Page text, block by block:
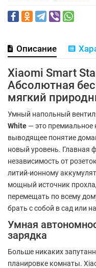
Описание
Xiaomi Smart
Абсолютная
мягкий
Умный напольный
White — это премиальное
выводящее понятие
новый уровень. Главная
независимость от
литий-ионному
мощный источник
перемещать по всему
брать с собой в сад или
Умная
зарядка
Больше никаких
планировке комнаты.